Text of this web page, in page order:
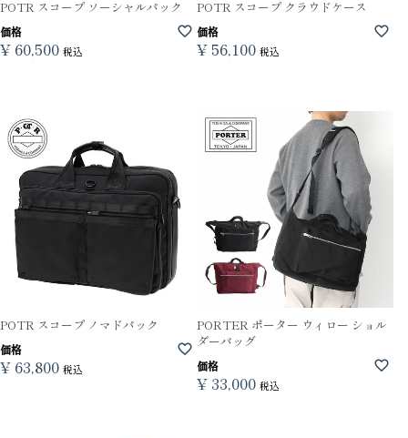
POTR スコープ ソーシャルパック
価格
¥ 60,500 税込
POTR スコープ クラウドケース
価格
¥ 56,100 税込
POTR スコープ ノマドパック
価格
¥ 63,800 税込
PORTER ポーター ウィロー ショル
ダーバッグ
価格
¥ 33,000 税込